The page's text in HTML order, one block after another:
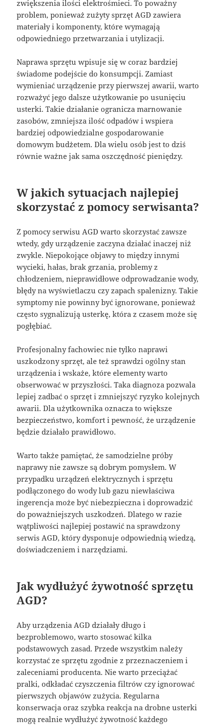
zwiększenia ilości elektrośmieci. To poważny
problem, ponieważ zużyty sprzęt AGD zawiera
materiały i komponenty, które wymagają
odpowiedniego przetwarzania i utylizacji.
Naprawa sprzętu wpisuje się w coraz bardziej
świadome podejście do konsumpcji. Zamiast
wymieniać urządzenie przy pierwszej awarii, warto
rozważyć jego dalsze użytkowanie po usunięciu
usterki. Takie działanie ogranicza marnowanie
zasobów, zmniejsza ilość odpadów i wspiera
bardziej odpowiedzialne gospodarowanie
domowym budżetem. Dla wielu osób jest to dziś
równie ważne jak sama oszczędność pieniędzy.
W jakich sytuacjach najlepiej
skorzystać z pomocy serwisanta?
Z pomocy serwisu AGD warto skorzystać zawsze
wtedy, gdy urządzenie zaczyna działać inaczej niż
zwykle. Niepokojące objawy to między innymi
wycieki, hałas, brak grzania, problemy z
chłodzeniem, nieprawidłowe odprowadzanie wody,
błędy na wyświetlaczu czy zapach spalenizny. Takie
symptomy nie powinny być ignorowane, ponieważ
często sygnalizują usterkę, która z czasem może się
pogłębiać.
Profesjonalny fachowiec nie tylko naprawi
uszkodzony sprzęt, ale też sprawdzi ogólny stan
urządzenia i wskaże, które elementy warto
obserwować w przyszłości. Taka diagnoza pozwala
lepiej zadbać o sprzęt i zmniejszyć ryzyko kolejnych
awarii. Dla użytkownika oznacza to większe
bezpieczeństwo, komfort i pewność, że urządzenie
będzie działało prawidłowo.
Warto także pamiętać, że samodzielne próby
naprawy nie zawsze są dobrym pomysłem. W
przypadku urządzeń elektrycznych i sprzętu
podłączonego do wody lub gazu niewłaściwa
ingerencja może być niebezpieczna i doprowadzić
do poważniejszych uszkodzeń. Dlatego w razie
wątpliwości najlepiej postawić na sprawdzony
serwis AGD, który dysponuje odpowiednią wiedzą,
doświadczeniem i narzędziami.
Jak wydłużyć żywotność sprzętu
AGD?
Aby urządzenia AGD działały długo i
bezproblemowo, warto stosować kilka
podstawowych zasad. Przede wszystkim należy
korzystać ze sprzętu zgodnie z przeznaczeniem i
zaleceniami producenta. Nie warto przeciążać
pralki, odkładać czyszczenia filtrów czy ignorować
pierwszych objawów zużycia. Regularna
konserwacja oraz szybka reakcja na drobne usterki
mogą realnie wydłużyć żywotność każdego